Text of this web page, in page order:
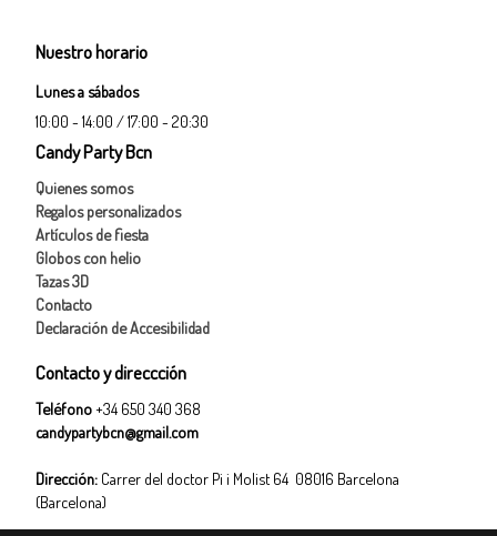
Nuestro horario
Lunes a sábados
10:00 - 14:00 / 17:00 - 20:30
Candy Party Bcn
Quienes somos
Regalos personalizados
Artículos de fiesta
Globos con helio
Tazas 3D
Contacto
Declaración de Accesibilidad
Contacto y direccción
Teléfono+34 650 340 368
candypartybcn@gmail.com
Dirección: Carrer del doctor Pi i Molist 64 08016 Barcelona
(Barcelona)